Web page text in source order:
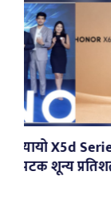
X6d 5G, बजेट